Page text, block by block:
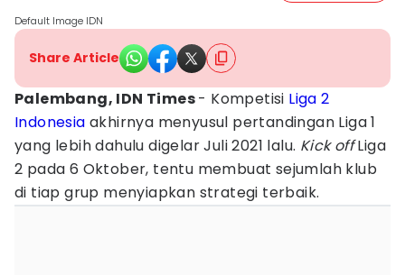
Default Image IDN
Share Article
Palembang, IDN Times- Kompetisi Liga 2
Indonesia akhirnya menyusul pertandingan Liga 1
yang lebih dahulu digelar Juli 2021 lalu. Kick offLiga
2 pada 6 Oktober, tentu membuat sejumlah klub
di tiap grup menyiapkan strategi terbaik.